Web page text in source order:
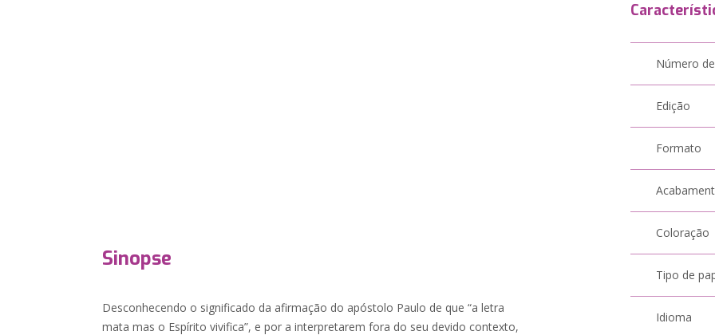
Sinopse
Desconhecendo o significado da afirmação do apóstolo Paulo de que “a letra
mata mas o Espírito vivifica”, e por a interpretarem fora do seu devido contexto,
Número
Edição
Formato
Coloração
Tipo de
Idioma